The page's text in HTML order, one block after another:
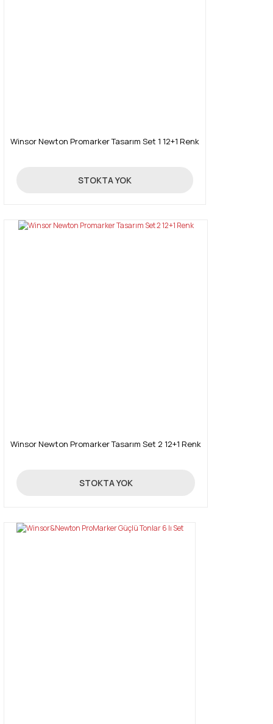
Winsor Newton Promarker Tasarım Set 1 12+1 Renk
390,00 TL
STOKTA YOK
Winsor Newton Promarker Tasarım Set 2 12+1 Renk
214,30 TL
STOKTA YOK